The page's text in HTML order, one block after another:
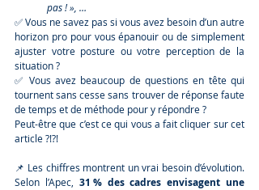
pas ! », …
✅ Vous ne savez pas si vous avez besoin d’un autre
horizon pro pour vous épanouir ou de simplement
ajuster votre posture ou votre perception de la
situation ?
✅ Vous avez beaucoup de questions en tête qui
tournent sans cesse sans trouver de réponse faute
de temps et de méthode pour y répondre ?
Peut-être que c’est ce qui vous a fait cliquer sur cet
article ?!?!
📌 Les chiffres montrent un vrai besoin d’évolution.
Selon l’Apec, 31 % des cadres envisagent une